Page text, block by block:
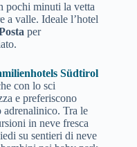
pochi minuti la vetta
a valle. Ideale l’hotel
per
Südtirol
con lo sci
e preferiscono
adrenalinico. Tra le
in neve fresca
su sentieri di neve